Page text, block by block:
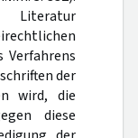
Literatur
Verfahrens
der
wird, die
diese